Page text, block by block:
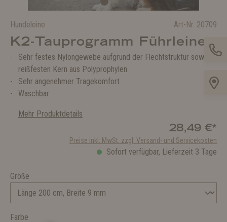
Hundeleine Art-Nr. 20709
K2-Tauprogramm Führleine
Sehr festes Nylongewebe aufgrund der Flechtstruktur sowie
reißfesten Kern aus Polyprophylen
Sehr angenehmer Tragekomfort
Waschbar
Mehr Produktdetails
28,49 €*
Preise inkl. MwSt. zzgl. Versand- und Servicekosten
Sofort verfügbar, Lieferzeit 3 Tage
Größe
Farbe